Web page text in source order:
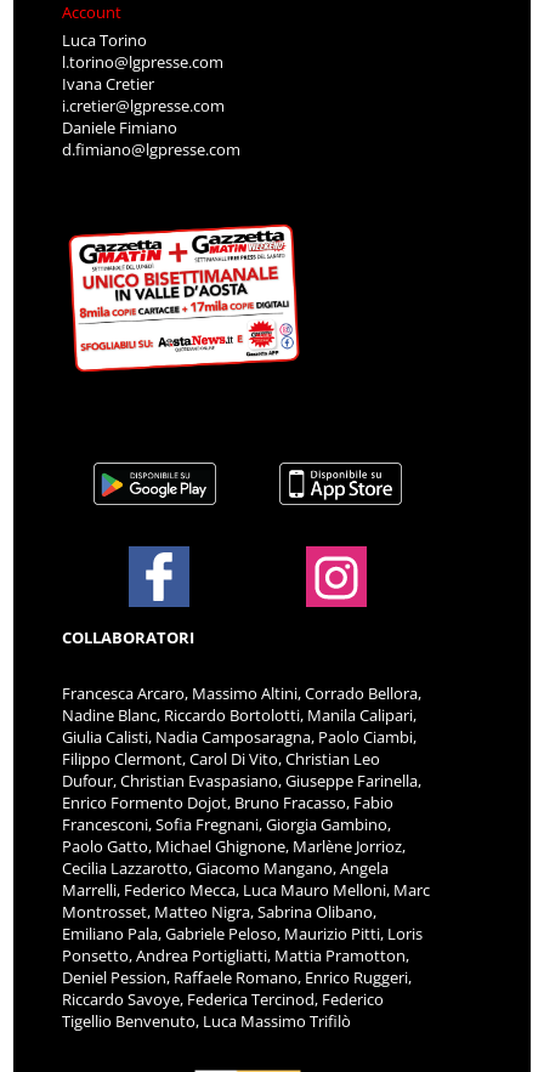
Account
Luca Torino
l.torino@lgpresse.com
Ivana Cretier
i.cretier@lgpresse.com
Daniele Fimiano
d.fimiano@lgpresse.com
COLLABORATORI
Francesca Arcaro, Massimo Altini, Corrado Bellora,
Nadine Blanc, Riccardo Bortolotti, Manila Calipari,
Giulia Calisti, Nadia Camposaragna, Paolo Ciambi,
Filippo Clermont, Carol Di Vito, Christian Leo
Dufour, Christian Evaspasiano, Giuseppe Farinella,
Enrico Formento Dojot, Bruno Fracasso, Fabio
Francesconi, Sofia Fregnani, Giorgia Gambino,
Paolo Gatto, Michael Ghignone, Marlène Jorrioz,
Cecilia Lazzarotto, Giacomo Mangano, Angela
Marrelli, Federico Mecca, Luca Mauro Melloni, Marc
Montrosset, Matteo Nigra, Sabrina Olibano,
Emiliano Pala, Gabriele Peloso, Maurizio Pitti, Loris
Ponsetto, Andrea Portigliatti, Mattia Pramotton,
Deniel Pession, Raffaele Romano, Enrico Ruggeri,
Riccardo Savoye, Federica Tercinod, Federico
Tigellio Benvenuto, Luca Massimo Trifilò